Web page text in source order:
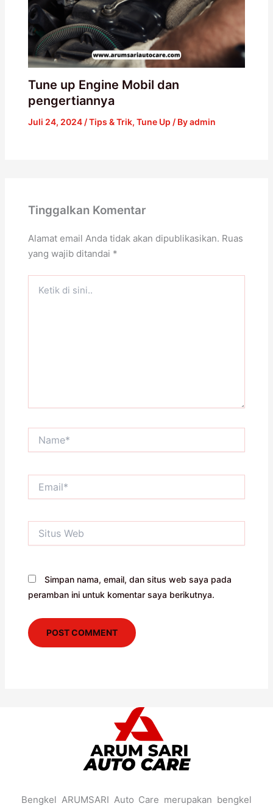
Tune up Engine Mobil dan
pengertiannya
Juli 24, 2024 /Tips & Trik, Tune Up / Byadmin
Tinggalkan Komentar
Alamat email Anda tidak akan dipublikasikan. Ruas
yang wajib ditandai *
Web
Simpan nama, email, dan situs web saya pada
peramban ini untuk komentar saya berikutnya.
Bengkel ARUMSARI Auto Care merupakan bengkel